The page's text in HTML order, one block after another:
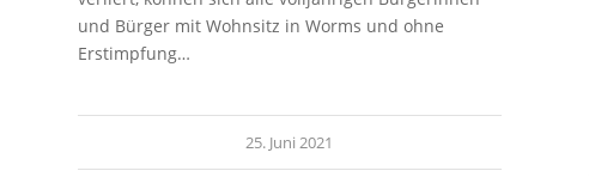
und Bürger mit Wohnsitz in Worms und ohne
Erstimpfung…
25. Juni 2021